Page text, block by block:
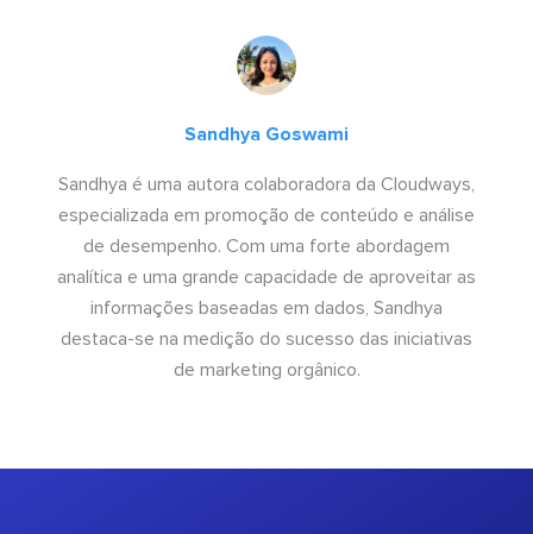
Sandhya Goswami
Sandhya é uma autora colaboradora da Cloudways,
especializada em promoção de conteúdo e análise
de desempenho. Com uma forte abordagem
analítica e uma grande capacidade de aproveitar as
informações baseadas em dados, Sandhya
destaca-se na medição do sucesso das iniciativas
de marketing orgânico.